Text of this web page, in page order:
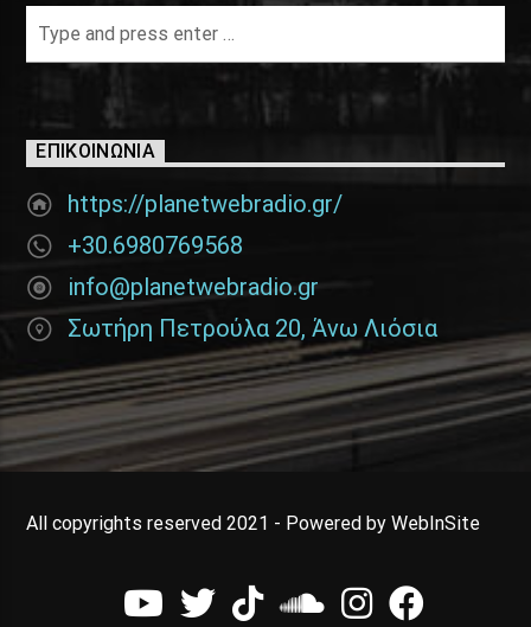
ΕΠΙΚΟΙΝΩΝΊΑ
https://planetwebradio.gr/
+30.6980769568
info@planetwebradio.gr
Σωτήρη Πετρούλα 20, Άνω Λιόσια
All copyrights reserved 2021 - Powered by WebInSite